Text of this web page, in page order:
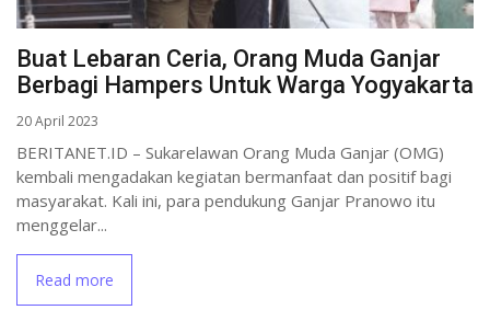
Buat Lebaran Ceria, Orang Muda Ganjar
Berbagi Hampers Untuk Warga Yogyakarta
20 April 2023
BERITANET.ID – Sukarelawan Orang Muda Ganjar (OMG)
kembali mengadakan kegiatan bermanfaat dan positif bagi
masyarakat. Kali ini, para pendukung Ganjar Pranowo itu
menggelar...
Read more